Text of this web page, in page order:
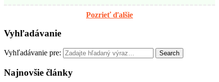
Pozrieť ďalšie
Vyhľadávanie
Vyhľadávanie pre: Search
Najnovšie články